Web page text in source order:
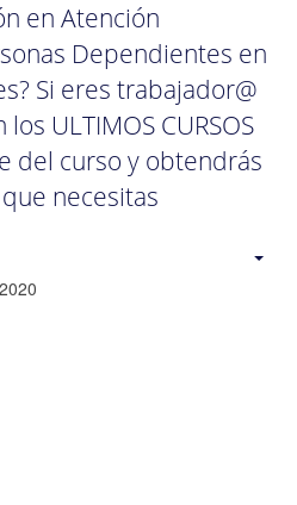
en Atención
Dependientes en
Si eres trabajador@
ULTIMOS CURSOS
del curso y obtendrás
necesitas